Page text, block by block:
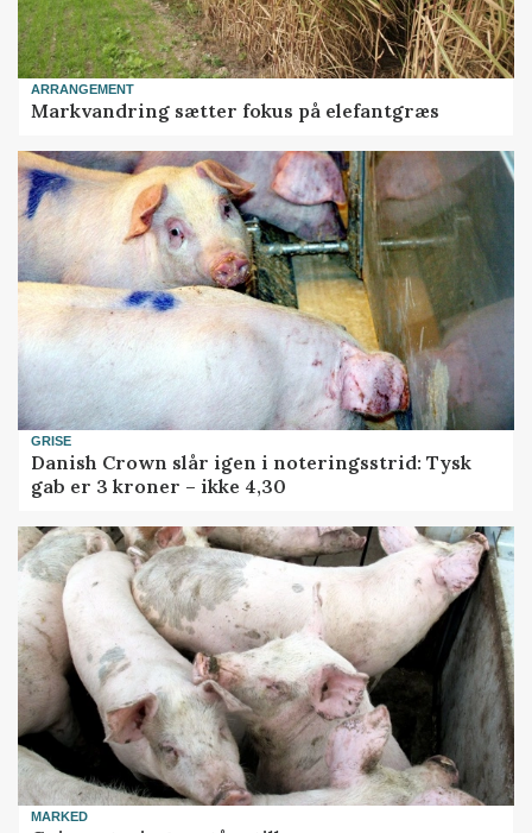
ARRANGEMENT
Markvandring sætter fokus på elefantgræs
GRISE
Danish Crown slår igen i noteringsstrid: Tysk
gab er 3 kroner – ikke 4,30
MARKED